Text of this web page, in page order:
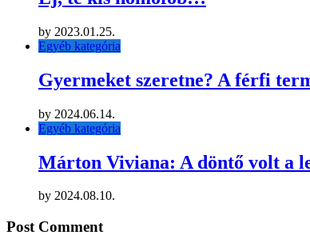
by 2023.01.25.
Egyéb kategória
Gyermeket szeretne? A férfi
by 2024.06.14.
Egyéb kategória
Márton Viviana: A döntő volt a
by 2024.08.10.
Post Comment